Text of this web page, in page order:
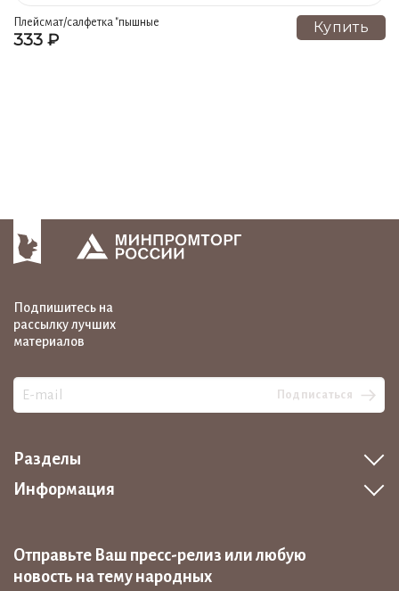
Плейсмат/салфетка "пышные
цветы" гжель ручная роспись
333 ₽
Купить
Подпишитесь на
рассылку лучших
материалов
Подписаться
Разделы
Информация
Отправьте Ваш пресс-релиз или любую
новость на тему народных